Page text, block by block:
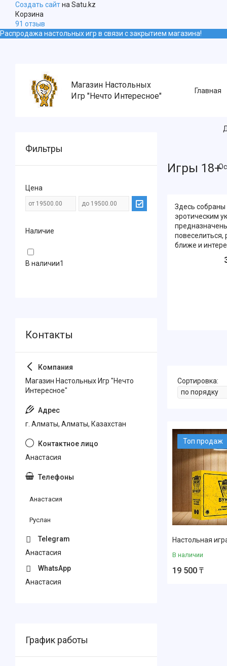
Создать сайтна Satu.kz
Корзина
91 отзыв
Распродажа настольных игр в связи с закрытием магазина!
Магазин Настольных
Игр "Нечто Интересное"
Главная
Игры 18+
Здесь собраны
эротическим
повеселиться,
ближе и
Топ продаж
Настольная
В наличии
19 500 ₸
Фильтры
Цена
Наличие
В наличии1
Магазин Настольных Игр "Нечто
Интересное"
г. Алматы, Алматы, Казахстан
Анастасия
Анастасия
Руслан
Анастасия
Анастасия
График работы